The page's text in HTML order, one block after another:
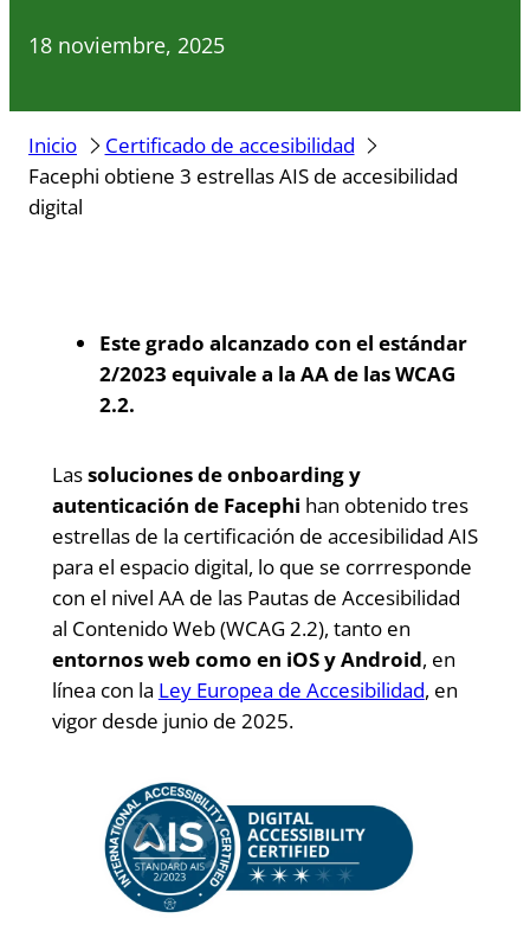
18 noviembre, 2025
Inicio
Certificado de accesibilidad
Facephi obtiene 3 estrellas AIS de accesibilidad
digital
Este grado alcanzado con el estándar
2/2023 equivale a la AA de las WCAG
2.2.
Lassoluciones de onboarding y
autenticación de Facephi han obtenido tres
estrellas de la certificación de accesibilidad AIS
para el espacio digital, lo que se corrresponde
con el nivel AA de las Pautas de Accesibilidad
al Contenido Web (WCAG 2.2), tanto en
entornos web como en iOS y Android, en
línea con la Ley Europea de Accesibilidad, en
vigor desde junio de 2025.